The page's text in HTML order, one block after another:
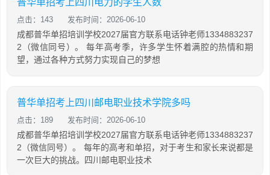
普华单招考上四川电力的学生人数
点击：143 发布时间：2026-06-10
成都普华单招培训学校2027届官方联系电话钟老师1334883237
2（微信同号）。 每年高考季，许多学生怀着满腔的热情和期
望，通过各种方式努力实现自己的梦想
普华单招考上四川邮电职业技术学院多吗
点击：189 发布时间：2026-06-10
成都普华单招培训学校2027届官方联系电话钟老师1334883237
2（微信同号）。 每年的高考和单招，对于考生和家长来说都是
一次巨大的挑战。四川邮电职业技术